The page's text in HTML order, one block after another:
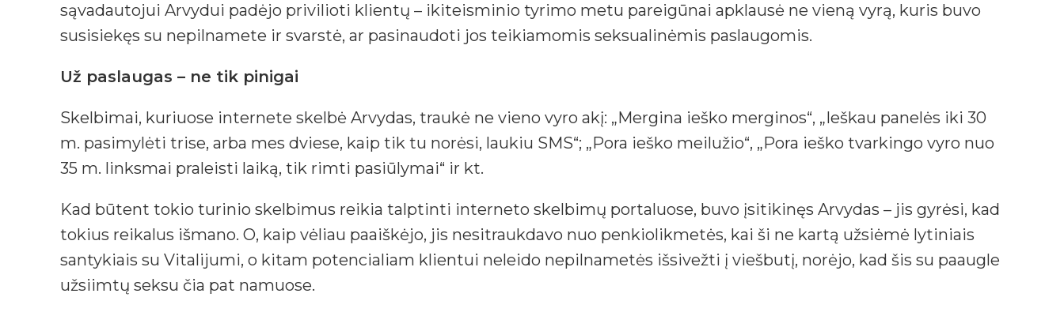
sąvadautojui Arvydui padėjo privilioti klientų – ikiteisminio tyrimo metu pareigūnai apklausė ne vieną vyrą, kuris buvo
susisiekęs su nepilnamete ir svarstė, ar pasinaudoti jos teikiamomis seksualinėmis paslaugomis.
Už paslaugas – ne tik pinigai
Skelbimai, kuriuose internete skelbė Arvydas, traukė ne vieno vyro akį: „Mergina ieško merginos“, „Ieškau panelės iki 30
m. pasimylėti trise, arba mes dviese, kaip tik tu norėsi, laukiu SMS“; „Pora ieško meilužio“, „Pora ieško tvarkingo vyro nuo
35 m. linksmai praleisti laiką, tik rimti pasiūlymai“ ir kt.
Kad būtent tokio turinio skelbimus reikia talptinti interneto skelbimų portaluose, buvo įsitikinęs Arvydas – jis gyrėsi, kad
tokius reikalus išmano. O, kaip vėliau paaiškėjo, jis nesitraukdavo nuo penkiolikmetės, kai ši ne kartą užsiėmė lytiniais
santykiais su Vitalijumi, o kitam potencialiam klientui neleido nepilnametės išsivežti į viešbutį, norėjo, kad šis su paaugle
užsiimtų seksu čia pat namuose.